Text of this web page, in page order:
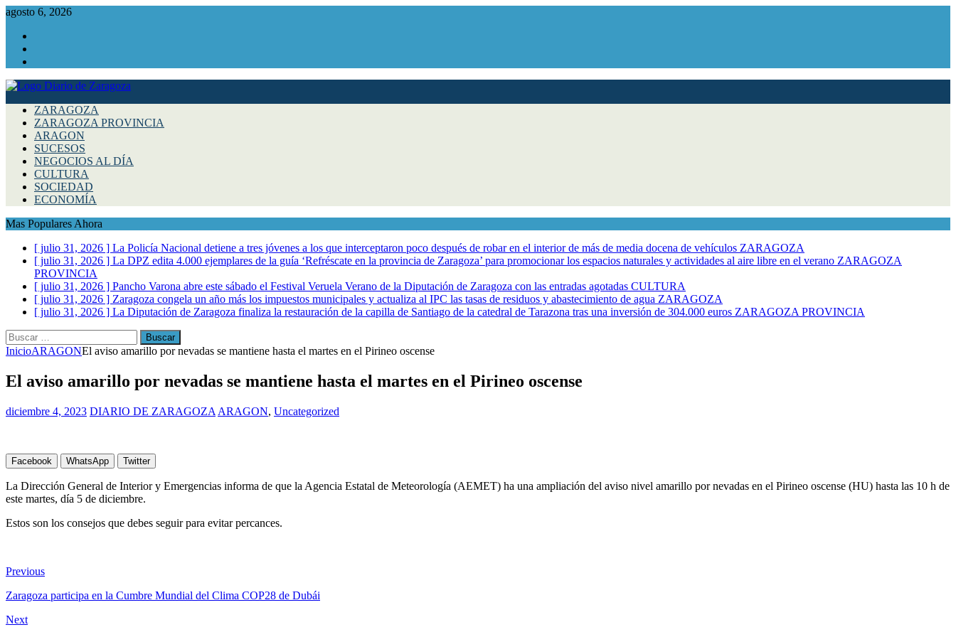
agosto 6, 2026
ZARAGOZA
ZARAGOZA PROVINCIA
ARAGON
SUCESOS
NEGOCIOS AL DÍA
CULTURA
SOCIEDAD
ECONOMÍA
Mas Populares Ahora
[ julio 31, 2026 ] La Policía Nacional detiene a tres jóvenes a los que interceptaron poco después de robar en el interior de más de media docena de vehículos ZARAGOZA
[ julio 31, 2026 ] La DPZ edita 4.000 ejemplares de la guía ‘Refréscate en la provincia de Zaragoza’ para promocionar los espacios naturales y actividades al aire libre en el verano ZARAGOZA
PROVINCIA
[ julio 31, 2026 ] Pancho Varona abre este sábado el Festival Veruela Verano de la Diputación de Zaragoza con las entradas agotadas CULTURA
[ julio 31, 2026 ] Zaragoza congela un año más los impuestos municipales y actualiza al IPC las tasas de residuos y abastecimiento de agua ZARAGOZA
[ julio 31, 2026 ] La Diputación de Zaragoza finaliza la restauración de la capilla de Santiago de la catedral de Tarazona tras una inversión de 304.000 euros ZARAGOZA PROVINCIA
Buscar:
InicioARAGONEl aviso amarillo por nevadas se mantiene hasta el martes en el Pirineo oscense
El aviso amarillo por nevadas se mantiene hasta el martes en el Pirineo oscense
diciembre 4, 2023 DIARIO DE ZARAGOZA ARAGON, Uncategorized
Facebook WhatsApp Twitter
La Dirección General de Interior y Emergencias informa de que la Agencia Estatal de Meteorología (AEMET) ha una ampliación del aviso nivel amarillo por nevadas en el Pirineo oscense (HU) hasta las 10 h de
este martes, día 5 de diciembre.
Estos son los consejos que debes seguir para evitar percances.
Previous
Zaragoza participa en la Cumbre Mundial del Clima COP28 de Dubái
Next